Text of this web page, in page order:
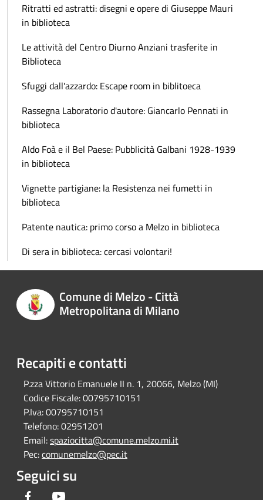
Ritratti ed astratti: disegni e opere di Giuseppe Mauri
in biblioteca
Le attività del Centro Diurno Anziani trasferite in
Biblioteca
Sfuggi dall'azzardo: Escape room in biblitoeca
Rassegna Laboratorio d'autore: Giancarlo Pennati in
biblioteca
Aldo Foà e il Bel Paese: Pubblicità Galbani 1928-1939
in biblioteca
Vignette partigiane: la Resistenza nei fumetti in
biblioteca
Patente nautica: primo corso a Melzo in biblioteca
Di sera in biblioteca: cercasi volontari!
Comune di Melzo - Città
Metropolitana di Milano
Recapiti e contatti
P.zza Vittorio Emanuele II n. 1, 20066, Melzo (MI)
Codice Fiscale:00795710151
P.Iva:00795710151
Telefono:02951201
Email:spaziocitta@comune.melzo.mi.it
Pec:comunemelzo@pec.it
Seguici su
Facebook